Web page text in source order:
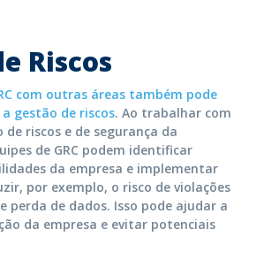
Riscos
com outras áreas também pode
gestão de riscos. Ao trabalhar com
de riscos e de segurança da
de GRC podem identificar
da empresa e implementar
por exemplo, o risco de violações
perda de dados. Isso pode ajudar a
da empresa e evitar potenciais